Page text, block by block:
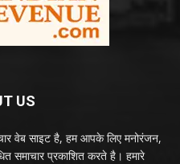
US
वेब साइट है, हम आपके लिए मनोरंजन,
समाचार प्रकाशित करते है। हमारे